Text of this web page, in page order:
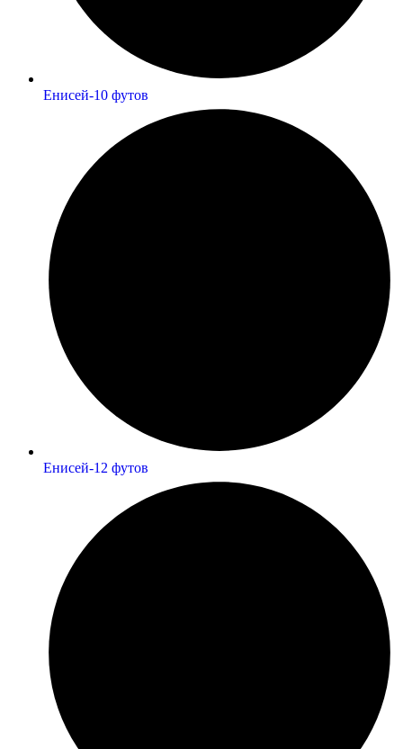
Енисей-10 футов
Енисей-12 футов